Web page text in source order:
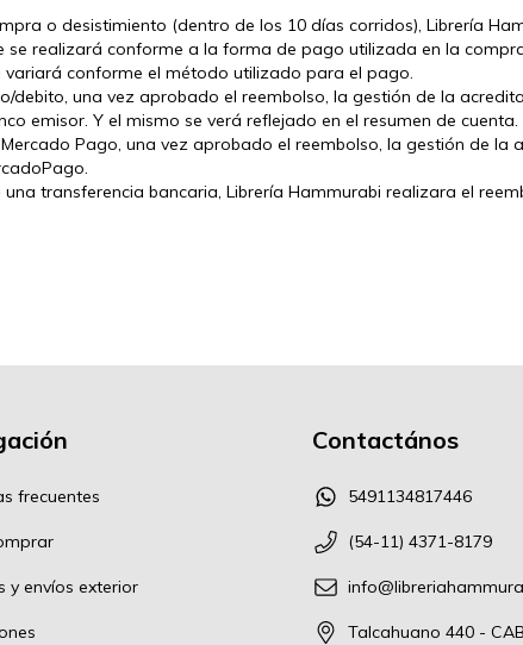
o desistimiento (dentro de los 10 días corridos), Librería
se realizará conforme a la forma de pago utilizada en la
conforme el método utilizado para el pago.
debito, una vez aprobado el reembolso, la gestión de la
emisor. Y el mismo se verá reflejado en el resumen de cuenta.
Pago, una vez aprobado el reembolso, la gestión de
transferencia bancaria, Librería Hammurabi realizara el
frecuentes
y envíos exterior
Contactános
5491134817446
(54-11) 4371-8179
Talcahuano 440 -